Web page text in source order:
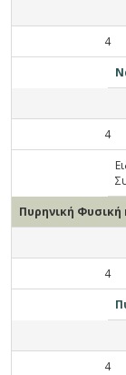
4
4
Πυρηνική
4
4